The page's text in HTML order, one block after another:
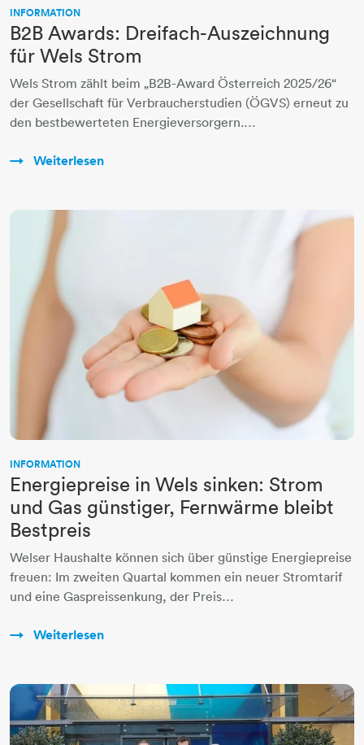
INFORMATION
B2B Awards: Dreifach-Auszeichnung
für Wels Strom
Wels Strom zählt beim „B2B-Award Österreich 2025/26“
der Gesellschaft für Verbraucherstudien (ÖGVS) erneut zu
den bestbewerteten Energieversorgern.…
Weiterlesen
INFORMATION
Energiepreise in Wels sinken: Strom
und Gas günstiger, Fernwärme bleibt
Bestpreis
Welser Haushalte können sich über günstige Energiepreise
freuen: Im zweiten Quartal kommen ein neuer Stromtarif
und eine Gaspreissenkung, der Preis…
Weiterlesen